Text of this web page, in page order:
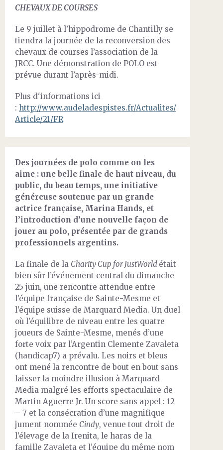
CHEVAUX DE COURSES
Le 9 juillet à l’hippodrome de Chantilly se
tiendra la journée de la reconversion des
chevaux de courses l’association de la
JRCC. Une démonstration de POLO est
prévue durant l’après-midi.
Plus d'informations ici
: http://www.audeladespistes.fr/Actualites/
Article/21/FR
Des journées de polo comme on les
aime : une belle finale de haut niveau, du
public, du beau temps, une initiative
généreuse soutenue par un grande
actrice française, Marina Hands, et
l’introduction d’une nouvelle façon de
jouer au polo, présentée par de grands
professionnels argentins.
La finale de la Charity Cup for JustWorld était
bien sûr l’événement central du dimanche
25 juin, une rencontre attendue entre
l’équipe française de Sainte-Mesme et
l’équipe suisse de Marquard Media. Un duel
où l’équilibre de niveau entre les quatre
joueurs de Sainte-Mesme, menés d’une
forte voix par l’Argentin Clemente Zavaleta
(handicap7) a prévalu. Les noirs et bleus
ont mené la rencontre de bout en bout sans
laisser la moindre illusion à Marquard
Media malgré les efforts spectaculaire de
Martin Aguerre Jr. Un score sans appel : 12
– 7 et la consécration d’une magnifique
jument nommée Cindy, venue tout droit de
l’élevage de la Irenita, le haras de la
famille Zavaleta et l’équipe du même nom